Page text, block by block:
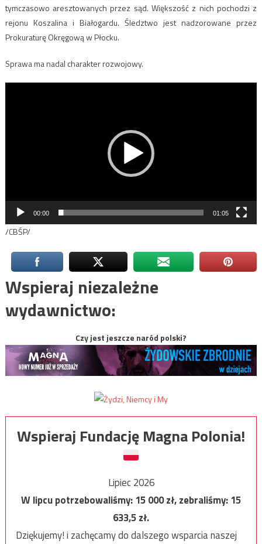
tymczasowo aresztowanych przez sąd. Większość z nich pochodzi z
rejonu Koszalina i Białogardu. Śledztwo jest nadzorowane przez
Prokuraturę Okręgową w Płocku.
Sprawa ma nadal charakter rozwojowy.
00:00 01:05
/CBŚP/
Wspieraj niezależne
wydawnictwo:
Czy jest jeszcze naród polski?
Wspieraj Fundację Magna Polonia!
Lipiec 2026
W lipcu potrzebowaliśmy:15 000zł, zebraliśmy:15
633,5zł.
Dziękujemy! i zachęcamy do dalszego wsparcia naszej